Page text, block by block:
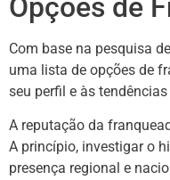
Opções de
Com base na pesquisa
uma lista de opções de
seu perfil e às
A reputação da
A princípio, investigar o
presença regional e